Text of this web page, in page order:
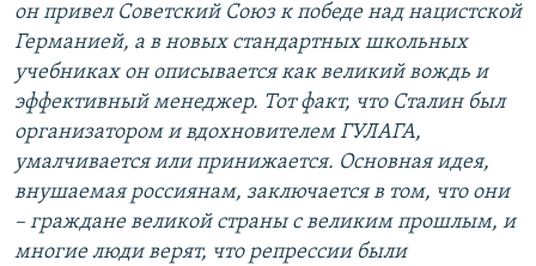
он привел Советский Союз к победе над нацистской
Германией, а в новых стандартных школьных
учебниках он описывается как великий вождь и
эффективный менеджер. Тот факт, что Сталин был
организатором и вдохновителем ГУЛАГА,
умалчивается или принижается. Основная идея,
внушаемая россиянам, заключается в том, что они
– граждане великой страны с великим прошлым, и
многие люди верят, что репрессии были